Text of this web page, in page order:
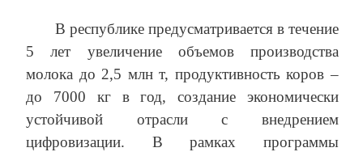
В республике предусматривается в течение
5 лет увеличение объемов производства
молока до 2,5 млн т, продуктивность коров –
до 7000 кг в год, создание экономически
устойчивой отрасли с внедрением
цифровизации. В рамках программы